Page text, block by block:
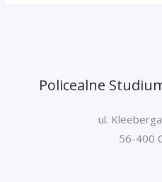
Policealne
ul.
56-400